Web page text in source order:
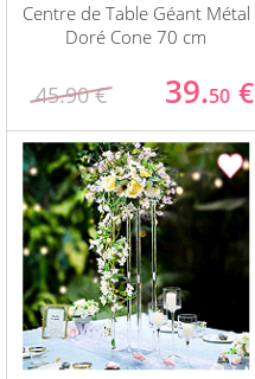
Centre de Table Géant Métal
Doré Cone 70 cm
45.90 € 39.50 €